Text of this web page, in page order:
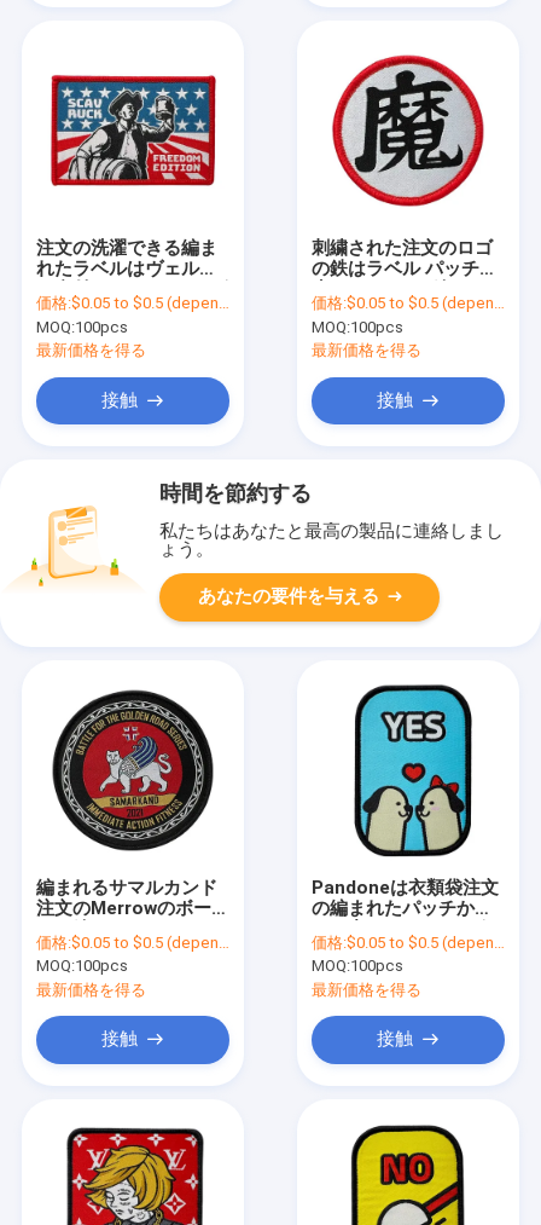
注文の洗濯できる編ま
れたラベルはヴェルク
ーダーを修繕する
価格:$0.05 to $0.5 (depends on the design and order quantity)
MOQ:100pcs
最新価格を得る
接触
刺繍された注文のロゴ
の鉄はラベル パッチの
ボーダーを修繕する
価格:$0.05 to $0.5 (depends on the design and order quantity)
MOQ:100pcs
最新価格を得る
接触
時間を節約する
私たちはあなたと最高の製品に連絡しまし
ょう。
あなたの要件を与える
編まれるサマルカンド
注文のMerrowのボーダ
ッチを修繕する
価格:$0.05 to $0.5 (depends on the design and order quantity)
MOQ:100pcs
最新価格を得る
接触
Pandoneは衣類袋注文
の編まれたパッチかわ
ダーを着色する
価格:$0.05 to $0.5 (depends on the design and order quantity)
MOQ:100pcs
最新価格を得る
接触